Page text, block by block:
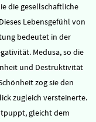
die gesellschaftliche
Lebensgefühl von
bedeutet in der
Medusa, so die
und Destruktivität
zog sie den
zugleich versteinerte.
gleicht dem